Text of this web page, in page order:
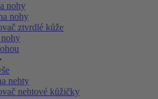
nohy
nohy
ztvrdlé kůže
nohy
nehty
nehtové kůžičky